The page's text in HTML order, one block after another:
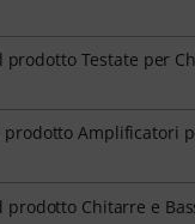
prodotto Testate per
prodotto Amplificatori
prodotto Chitarre e